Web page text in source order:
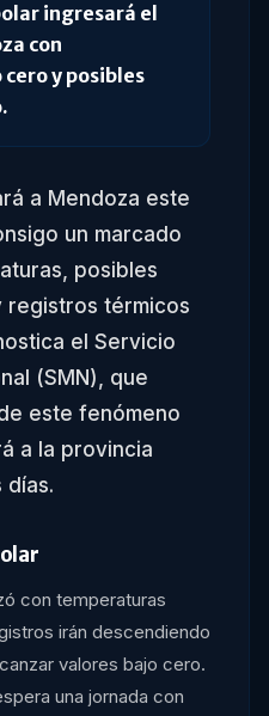
ingresará el
con
y posibles
a Mendoza este
un marcado
posibles
registros térmicos
el Servicio
(SMN), que
este fenómeno
a la provincia
días.
con temperaturas
irán descendiendo
valores bajo cero.
una jornada con